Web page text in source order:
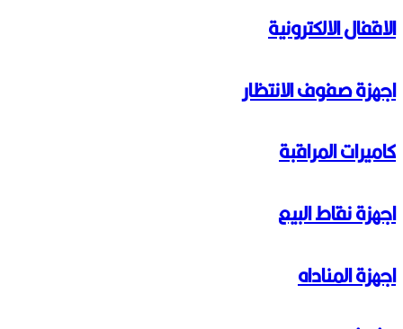
الاقفال الالكترونية
اجهزة صفوف الانتظار
كاميرات المراقبة
اجهزة نقاط البيع
اجهزة المناداه